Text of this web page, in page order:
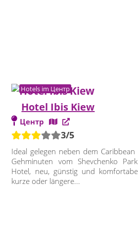
Hotels im Центр
Hotel Ibis Kiew
Центр
3/5
Ideal gelegen neben dem
Gehminuten vom Shevchenko
Hotel, neu, günstig und
kurze oder längere...